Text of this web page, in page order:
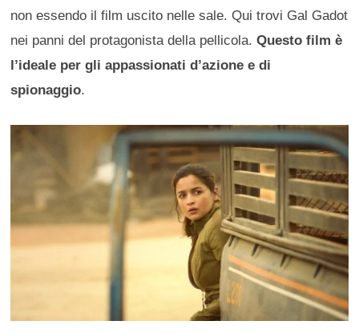
non essendo il film uscito nelle sale. Qui trovi Gal Gadot
nei panni del protagonista della pellicola.Questo film è
l’ideale per gli appassionati d’azione e di
spionaggio.